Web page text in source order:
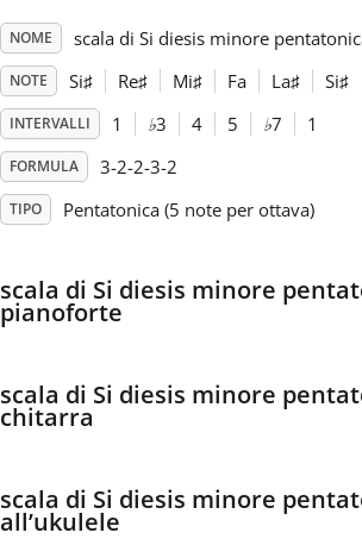
English
Español
한국어
हिन्दी
NOME scala di Si diesis minore
NOTE Si♯ Re♯ Mi♯ Fa La♯ Si♯
INTERVALLI 1 ♭3 4 5 ♭7 1
FORMULA 3-2-2-3-2
TIPO Pentatonica (5 note per ottava)
scala di Si diesis minore
pianoforte
scala di Si diesis minore
chitarra
scala di Si diesis minore
all’ukulele